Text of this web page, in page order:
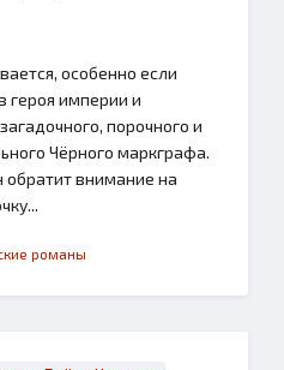
особенно если
героя империи и
порочного и
Чёрного маркграфа.
обратит внимание на
романы